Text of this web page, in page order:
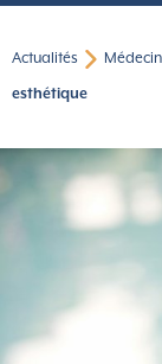
Actualités
esthétique